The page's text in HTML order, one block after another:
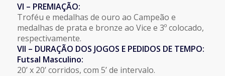
VI – PREMIAÇÃO:
Troféu e medalhas de ouro ao Campeão e
medalhas de prata e bronze ao Vice e 3º colocado,
respectivamente.
VII – DURAÇÃO DOS JOGOS E PEDIDOS DE TEMPO:
Futsal Masculino:
20’ x 20’ corridos, com 5’ de intervalo.